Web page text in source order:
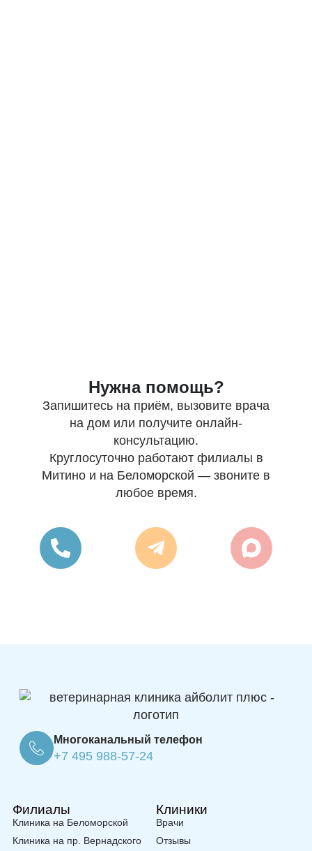
Нужна помощь?
Запишитесь на приём, вызовите врача
на дом или получите онлайн-
консультацию.
Круглосуточно работают филиалы в
Митино и на Беломорской — звоните в
любое время.
Многоканальный телефон
+7 495 988-57-24
Филиалы
Клиника на Беломорской
Клиника на пр. Вернадского
Клиники
Врачи
Отзывы